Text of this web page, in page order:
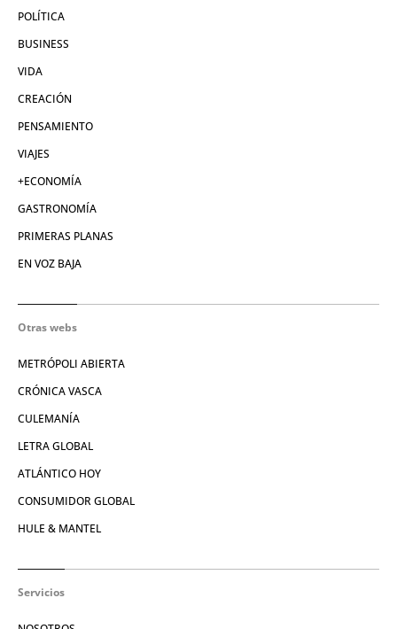
POLÍTICA
BUSINESS
VIDA
CREACIÓN
PENSAMIENTO
VIAJES
+ECONOMÍA
GASTRONOMÍA
PRIMERAS PLANAS
EN VOZ BAJA
Otras webs
METRÓPOLI ABIERTA
CRÓNICA VASCA
CULEMANÍA
LETRA GLOBAL
ATLÁNTICO HOY
CONSUMIDOR GLOBAL
HULE & MANTEL
Servicios